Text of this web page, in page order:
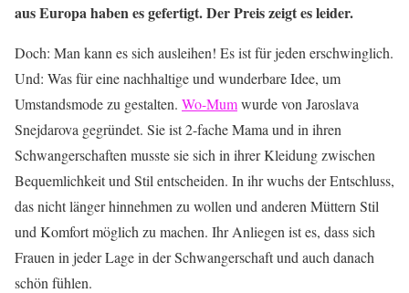
aus Europa haben es gefertigt. Der Preis zeigt es leider.
Doch: Man kann es sich ausleihen! Es ist für jeden erschwinglich.
Und: Was für eine nachhaltige und wunderbare Idee, um
Umstandsmode zu gestalten. Wo-Mumwurde von Jaroslava
Snejdarova gegründet. Sie ist 2-fache Mama und in ihren
Schwangerschaften musste sie sich in ihrer Kleidung zwischen
Bequemlichkeit und Stil entscheiden. In ihr wuchs der Entschluss,
das nicht länger hinnehmen zu wollen und anderen Müttern Stil
und Komfort möglich zu machen. Ihr Anliegen ist es, dass sich
Frauen in jeder Lage in der Schwangerschaft und auch danach
schön fühlen.